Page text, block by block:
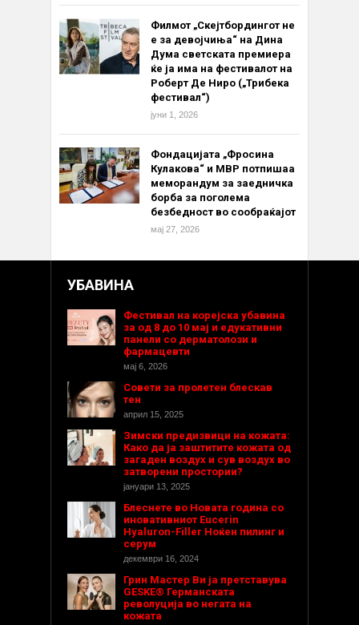
Филмот „Скејтбордингот не
е за девојчиња“ на Дина
Дума светската премиера
ќе ја има на фестивалот на
Роберт Де Ниро („Трибека
фестивал“)
јуни 1, 2026
Фондацијата „Фросина
Кулакова“ и МВР потпишаа
меморандум за заедничка
борба за поголема
безбедност во сообраќајот
мај 27, 2026
УБАВИНА
Фестивал на корејска убавина
за од 8 до 10 мај и едукативни
панели со дерматолози и
фармацевти
мај 6, 2026
Совети за пролетен блескав
тен
април 15, 2025
Зимски предизвици на кожата:
Како да ја заштитите кожата од
загаден воздух и сув воздух во
затворени простории?
јануари 13, 2025
Блеснете во Новата година со
иновативниот Eucerin
Hyaluron-Filler Ноќен пилинг и
серум
декември 16, 2024
Грин Мастер Ви ја претставува
GESKE® Германската
револуција во негата на
кожата